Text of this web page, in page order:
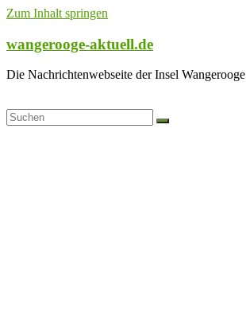
Zum Inhalt springen
wangerooge-aktuell.de
Die Nachrichtenwebseite der Insel Wangerooge